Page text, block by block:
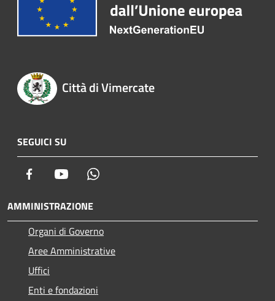
Città di Vimercate
SEGUICI SU
Facebook Youtube
AMMINISTRAZIONE
Organi di Governo
Aree Amministrative
Uffici
Enti e fondazioni